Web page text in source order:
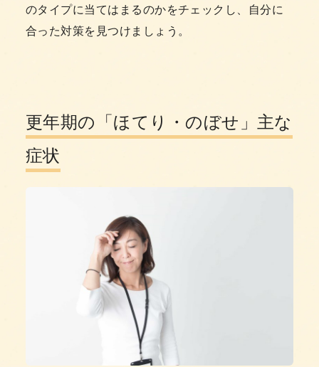
のタイプに当てはまるのかをチェックし、自分に
合った対策を見つけましょう。
更年期の「ほてり・のぼせ」主な
症状